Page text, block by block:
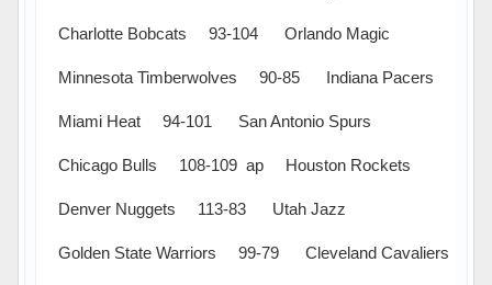
Charlotte Bobcats 93-104 Orlando Magic
Minnesota Timberwolves 90-85 Indiana Pacers
Miami Heat 94-101 San Antonio Spurs
Chicago Bulls 108-109 ap Houston Rockets
Denver Nuggets 113-83 Utah Jazz
Golden State Warriors 99-79 Cleveland Cavaliers